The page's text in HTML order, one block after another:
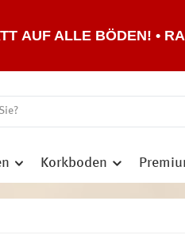
AUF ALLE BÖDEN! •
Korkboden